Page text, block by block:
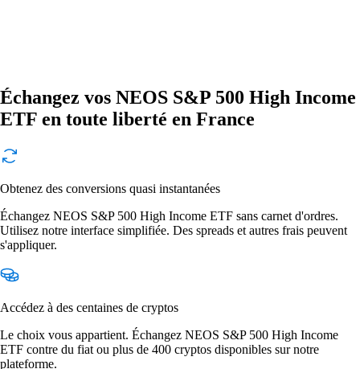
Échangez vos NEOS S&P 500 High Income
ETF en toute liberté en France
Obtenez des conversions quasi instantanées
Échangez NEOS S&P 500 High Income ETF sans carnet d'ordres.
Utilisez notre interface simplifiée. Des spreads et autres frais peuvent
s'appliquer.
Accédez à des centaines de cryptos
Le choix vous appartient. Échangez NEOS S&P 500 High Income
ETF contre du fiat ou plus de 400 cryptos disponibles sur notre
plateforme.